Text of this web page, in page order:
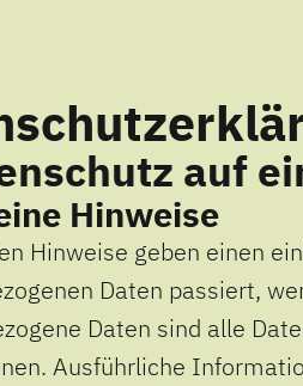
auf
Hinweise
Hinweise geben einen
Daten passiert,
Daten sind alle
Ausführliche